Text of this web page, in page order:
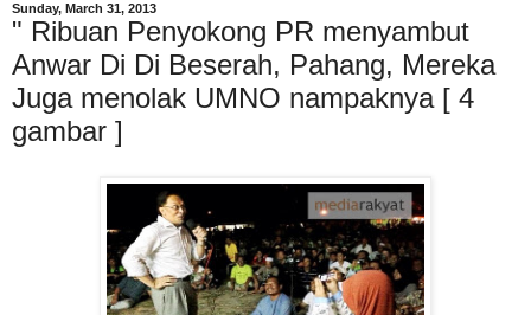
Sunday, March 31, 2013
" Ribuan Penyokong PR menyambut
Anwar Di Di Beserah, Pahang, Mereka
Juga menolak UMNO nampaknya [ 4
gambar ]